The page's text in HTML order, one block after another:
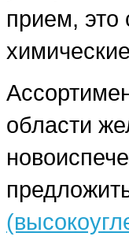
прием, это
области